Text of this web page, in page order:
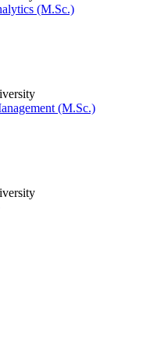
(M.Sc.)
(M.Sc.)